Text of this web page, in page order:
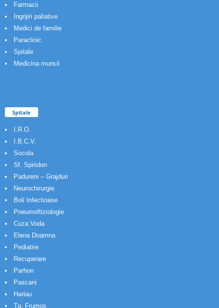
Farmacii
Ingrijiri paliative
Medici de familie
Paraclinic
Spitale
Medicina muncii
Spitale
I.R.O.
I.B.C.V.
Socola
Sf. Spiridon
Padureni – Grajduri
Neurochirurgie
Boli Infectioase
Pneumoftiziologie
Cuza Voda
Elena Doamna
Pediatrie
Recuperare
Parhon
Pascani
Harlau
Tg. Frumos